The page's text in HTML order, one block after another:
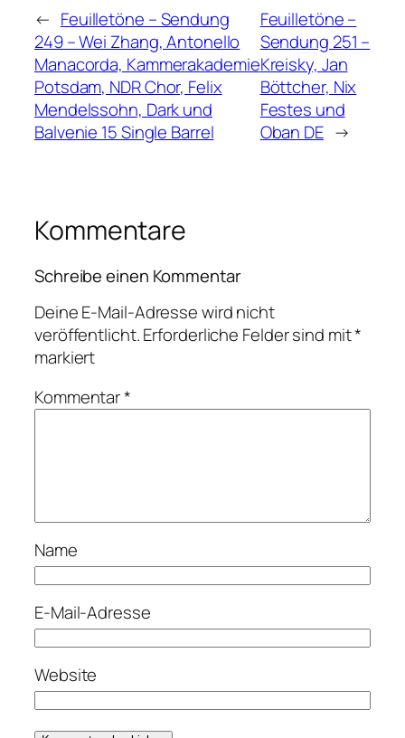
← Feuilletöne – Sendung
249 – Wei Zhang, Antonello
Manacorda, Kammerakademie
Potsdam, NDR Chor, Felix
Mendelssohn, Dark und
Balvenie 15 Single Barrel
Feuilletöne –
Sendung 251 –
Kreisky, Jan
Böttcher, Nix
Festes und
Oban DE →
Kommentare
Schreibe einen Kommentar
Deine E-Mail-Adresse wird nicht
veröffentlicht.Erforderliche Felder sind mit*
markiert
Kommentar*
Name
E-Mail-Adresse
Website